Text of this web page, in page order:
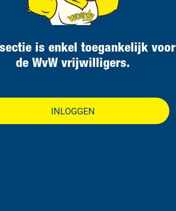
sectie is enkel toegankelijk voor
de WvW vrijwilligers.
INLOGGEN